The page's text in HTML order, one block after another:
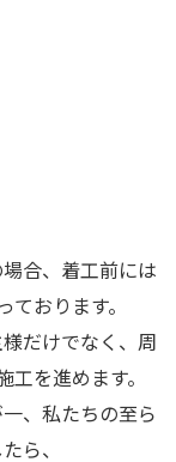
合、着工前には
おります。
だけでなく、周
を進めます。
、私たちの至ら
ら、